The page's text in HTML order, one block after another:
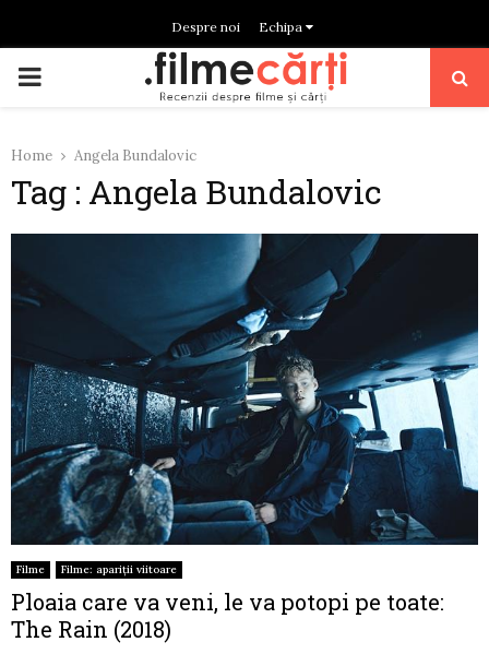
Despre noi Echipa
PRIMARY
Home Angela Bundalovic
Tag : Angela Bundalovic
Filme Filme: apariții viitoare
Ploaia care va veni, le va potopi pe toate:
The Rain (2018)